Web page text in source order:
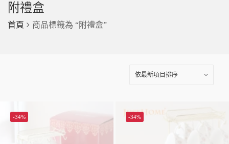
附禮盒
首頁 商品標籤為 “附禮盒”
-34% -34%